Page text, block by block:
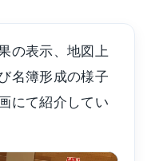
の表示、地図上
名簿形成の様子
にて紹介してい